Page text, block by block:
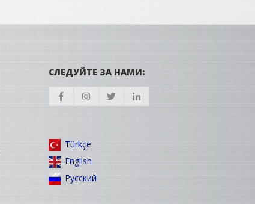
СЛЕДУЙТЕ ЗА НАМИ:
Türkçe
English
Русский